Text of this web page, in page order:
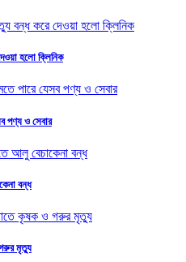
হলো ক্লিনিক
পণ্য ও সেবার
বন্ধ
মৃত্যু